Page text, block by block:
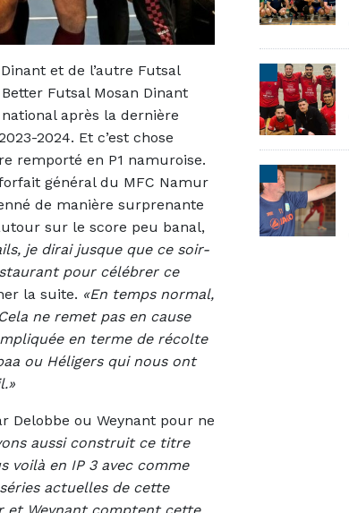
et de l’autre Futsal
Futsal Mosan Dinant
après la dernière
2024. Et c’est chose
remporté en P1 namuroise.
général du MFC Namur
de manière surprenante
sur le score peu banal,
je dirai jusque que ce soir-
pour célébrer ce
la suite. «En temps normal,
ne remet pas en cause
en terme de récolte
ou Héligers qui nous ont
Delobbe ou Weynant pour ne
aussi construit ce titre
voilà en IP 3 avec comme
actuelles de cette